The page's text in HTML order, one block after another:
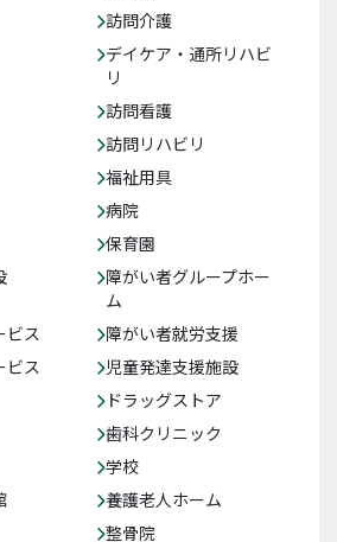
訪問介護
デイケア・通所リハビ
リ
訪問看護
訪問リハビリ
福祉用具
病院
保育園
障がい者グループホー
ム
ビス
障がい者就労支援
ビス
児童発達支援施設
ドラッグストア
歯科クリニック
学校
養護老人ホーム
整骨院